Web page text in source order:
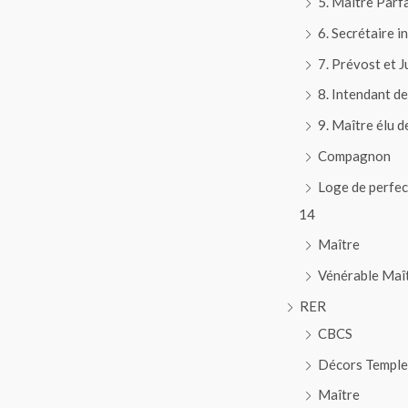
6. Secrétaire
7. Prévost et
8. Intendant
9. Maître élu
Compagnon
Loge de
14
Maître
Vénérable
RER
CBCS
Décors
Maître